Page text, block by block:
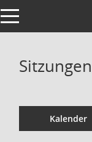
Toggle navigation
Kalender